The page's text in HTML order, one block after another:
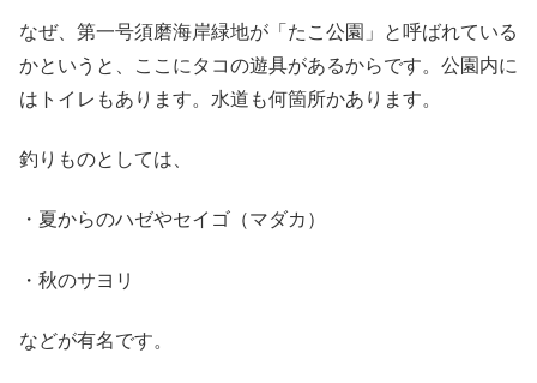
なぜ、第一号須磨海岸緑地が「たこ公園」と呼ばれている
かというと、ここにタコの遊具があるからです。公園内に
はトイレもあります。水道も何箇所かあります。
釣りものとしては、
・夏からのハゼやセイゴ（マダカ）
・秋のサヨリ
などが有名です。